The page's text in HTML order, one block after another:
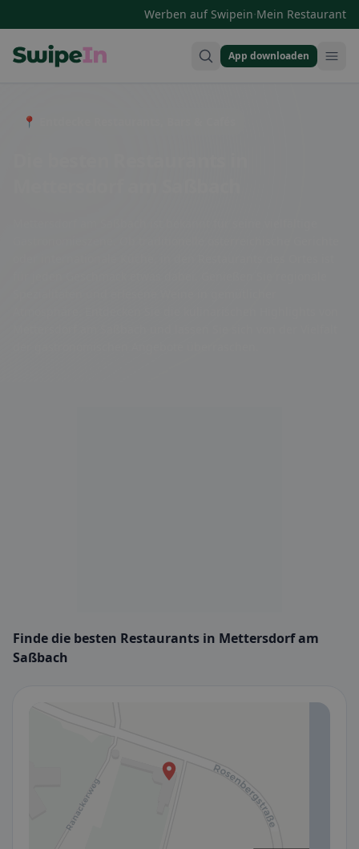
Werben auf Swipein·Mein Restaurant
App downloaden
📍 Entdecke Restaurants, Bars & Cafés
Finde die besten Restaurants in Mettersdorf am
Saßbach